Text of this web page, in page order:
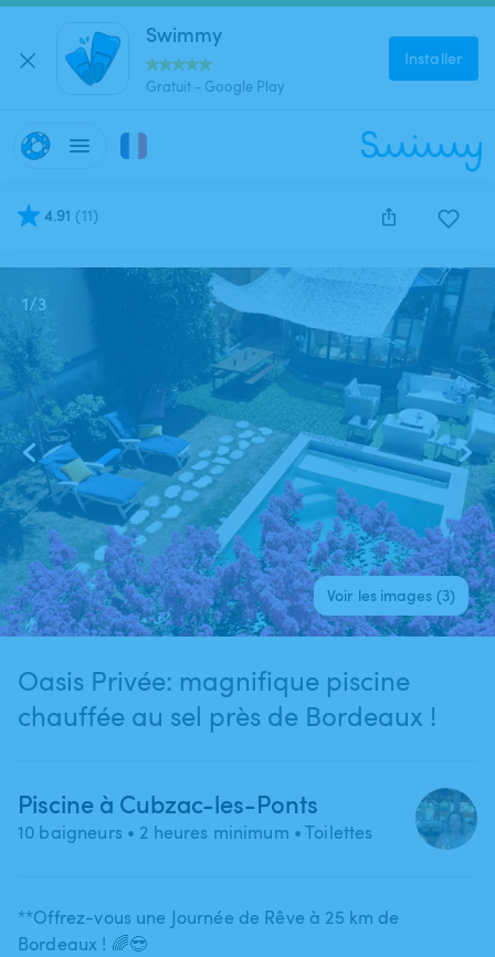
Swimmy
Gratuit - Google Play
Installer
4.91 (11)
Cette annonce est close et ne peut être réservée.
1/3
Voir les images (3)
Oasis Privée: magnifique piscine
chauffée au sel près de Bordeaux !
Piscine à Cubzac-les-Ponts
10 baigneurs • 2 heures minimum • Toilettes
**Offrez-vous une Journée de Rêve à 25 km de
Bordeaux ! 🌈😎